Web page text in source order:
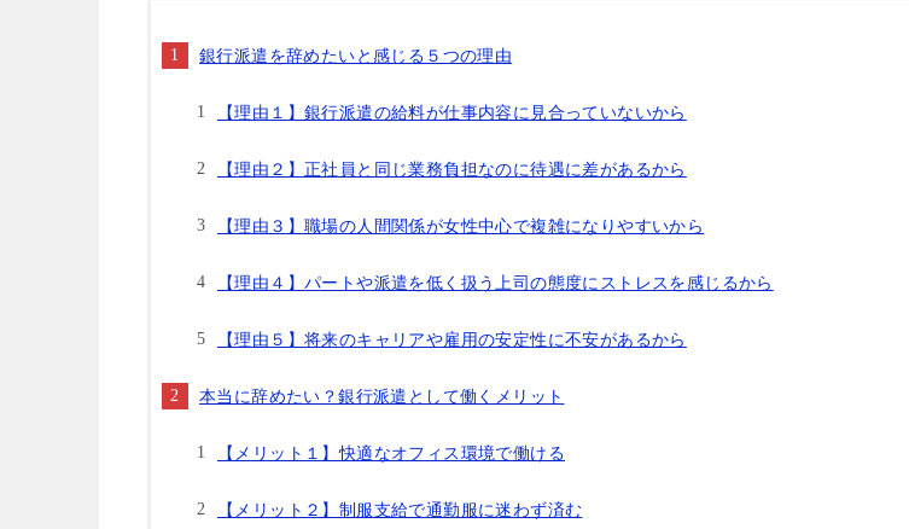
銀行派遣を辞めたいと感じる５つの理由
【理由１】銀行派遣の給料が仕事内容に見合っていないから
【理由２】正社員と同じ業務負担なのに待遇に差があるから
【理由３】職場の人間関係が女性中心で複雑になりやすいから
【理由４】パートや派遣を低く扱う上司の態度にストレスを感じるから
【理由５】将来のキャリアや雇用の安定性に不安があるから
本当に辞めたい？銀行派遣として働くメリット
【メリット１】快適なオフィス環境で働ける
【メリット２】制服支給で通勤服に迷わず済む